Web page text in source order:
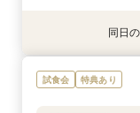
特典あり
当日
*模
特典あり
当日
チャ
特典あり
【平
グ×
特典あり
【平
館開
同日
試食会 特典あり